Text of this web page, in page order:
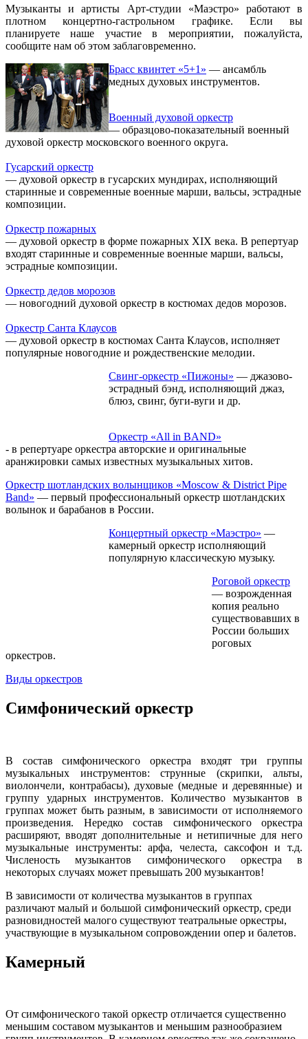
Музыканты и артисты Арт-студии «Маэстро» работают в
плотном концертно-гастрольном графике. Если вы
планируете наше участие в мероприятии, пожалуйста,
сообщите нам об этом заблаговременно.
Брасс квинтет «5+1» — ансамбль
медных духовых инструментов.
Военный духовой оркестр
— образцово-показательный военный
духовой оркестр московского военного округа.
Гусарский оркестр
— духовой оркестр в гусарских мундирах, исполняющий
старинные и современные военные марши, вальсы, эстрадные
композиции.
Оркестр пожарных
— духовой оркестр в форме пожарных XIX века. В репертуар
входят старинные и современные военные марши, вальсы,
эстрадные композиции.
Оркестр дедов морозов
— новогодний духовой оркестр в костюмах дедов морозов.
Оркестр Санта Клаусов
— духовой оркестр в костюмах Санта Клаусов, исполняет
популярные новогодние и рождественские мелодии.
Свинг-оркестр «Пижоны» — джазово-
эстрадный бэнд, исполняющий джаз,
блюз, свинг, буги-вуги и др.
Оркестр «All in BAND»
- в репертуаре оркестра авторские и оригинальные
аранжировки самых известных музыкальных хитов.
Оркестр шотландских волынщиков «Moscow & District Pipe
Band» — первый профессиональный оркестр шотландских
волынок и барабанов в России.
Концертный оркестр «Маэстро» —
камерный оркестр исполняющий
популярную классическую музыку.
Роговой оркестр
— возрожденная
копия реально
существовавших в
России больших
роговых
оркестров.
Виды оркестров
Симфонический оркестр
В состав симфонического оркестра входят три группы
музыкальных инструментов: струнные (скрипки, альты,
виолончели, контрабасы), духовые (медные и деревянные) и
группу ударных инструментов. Количество музыкантов в
группах может быть разным, в зависимости от исполняемого
произведения. Нередко состав симфонического оркестра
расширяют, вводят дополнительные и нетипичные для него
музыкальные инструменты: арфа, челеста, саксофон и т.д.
Численость музыкантов симфонического оркестра в
некоторых случаях может превышать 200 музыкантов!
В зависимости от количества музыкантов в группах
различают малый и большой симфонический оркестр, среди
разновидностей малого существуют театральные оркестры,
участвующие в музыкальном сопровождении опер и балетов.
Камерный
От симфонического такой оркестр отличается существенно
меньшим составом музыкантов и меньшим разнообразием